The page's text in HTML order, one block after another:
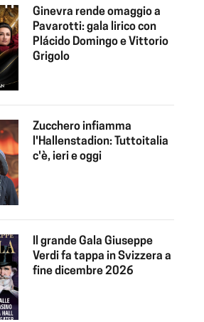
Ginevra rende omaggio a
Pavarotti: gala lirico con
Plácido Domingo e Vittorio
Grigolo
Zucchero infiamma
l'Hallenstadion: Tuttoitalia
c'è, ieri e oggi
Il grande Gala Giuseppe
Verdi fa tappa in Svizzera a
fine dicembre 2026